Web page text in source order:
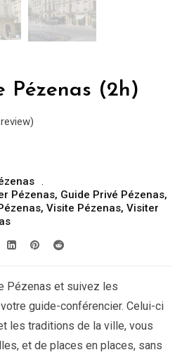
Pézenas (2h)
Pézenas, Guide Privé Pézenas,
, Visite Pézenas, Visiter
Pézenas et suivez les
guide-conférencier. Celui-ci
les traditions de la ville, vous
et de places en places, sans